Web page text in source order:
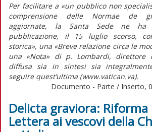
Per facilitare a «un pubblico non
comprensione delle Normae de
aggiornate, la Santa Sede ne ha
pubblicazione, il 15 luglio scorso,
storica», una «Breve relazione circa le
una «Nota» di p. Lombardi, direttore
diffusa sia in sintesi sia
seguire quest’ultima (www.vatican.va).
Documento - Parte / Inserto,
Delicta graviora: Riforma
Lettera ai vescovi della